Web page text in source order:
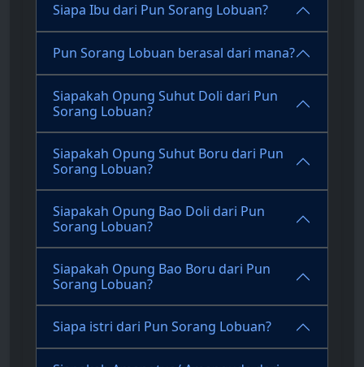
Siapa Ibu dari Pun Sorang Lobuan?
Pun Sorang Lobuan berasal dari mana?
Siapakah Opung Suhut Doli dari Pun
Sorang Lobuan?
Siapakah Opung Suhut Boru dari Pun
Sorang Lobuan?
Siapakah Opung Bao Doli dari Pun
Sorang Lobuan?
Siapakah Opung Bao Boru dari Pun
Sorang Lobuan?
Siapa istri dari Pun Sorang Lobuan?